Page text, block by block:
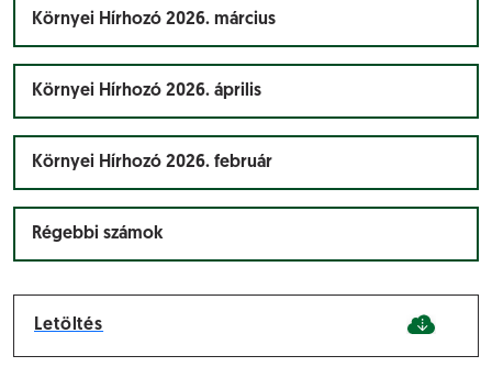
Környei Hírhozó 2026. március
Környei Hírhozó 2026. április
Környei Hírhozó 2026. február
Régebbi számok
Letöltés